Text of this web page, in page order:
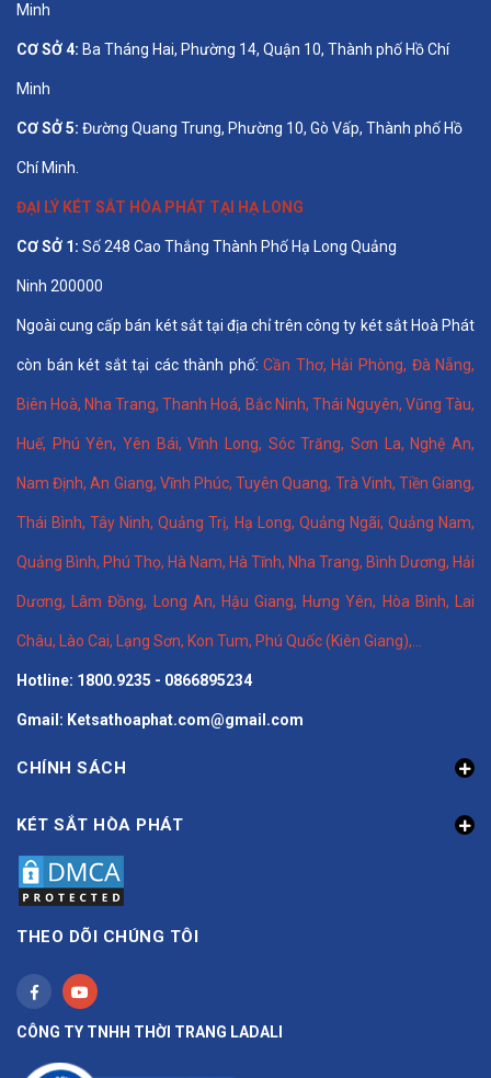
Minh
CƠ SỞ 4: Ba Tháng Hai, Phường 14, Quận 10, Thành phố Hồ Chí
Minh
CƠ SỞ 5: Đường Quang Trung, Phường 10, Gò Vấp, Thành phố Hồ
Chí Minh.
ĐẠI LÝ KÉT SẮT HÒA PHÁT TẠI HẠ LONG
CƠ SỞ 1: Số 248 Cao Thắng Thành Phố Hạ Long Quảng
Ninh 200000
Ngoài cung cấp bán két sắt tại địa chỉ trên công ty két sắt Hoà Phát
còn bán két sắt tại các thành phố:Cần Thơ, Hải Phòng, Đà Nẵng,
Biên Hoà, Nha Trang,Thanh Hoá, Bắc Ninh, Thái Nguyên, Vũng Tàu,
Huế, Phú Yên,Yên Bái,Vĩnh Long, Sóc Trăng,Sơn La, Nghệ An,
Nam Định,An Giang, Vĩnh Phúc,Tuyên Quang, Trà Vinh, Tiền Giang,
Thái Bình,Tây Ninh,Quảng Trị, Hạ Long, Quảng Ngãi, Quảng Nam,
Quảng Bình, Phú Thọ, Hà Nam, Hà Tĩnh, Nha Trang, Bình Dương, Hải
Dương, Lâm Đồng, Long An, Hậu Giang, Hưng Yên, Hòa Bình, Lai
Châu, Lào Cai, Lạng Sơn, Kon Tum, Phú Quốc (Kiên Giang),...
Hotline: 1800.9235 - 0866895234
Gmail: Ketsathoaphat.com@gmail.com
CHÍNH SÁCH
KÉT SẮT HÒA PHÁT
THEO DÕI CHÚNG TÔI
CÔNG TY TNHH THỜI TRANG LADALI